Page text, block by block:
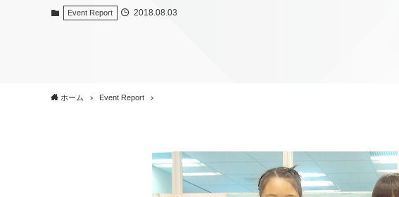
Event Report 2018.08.03
ホーム Event Report